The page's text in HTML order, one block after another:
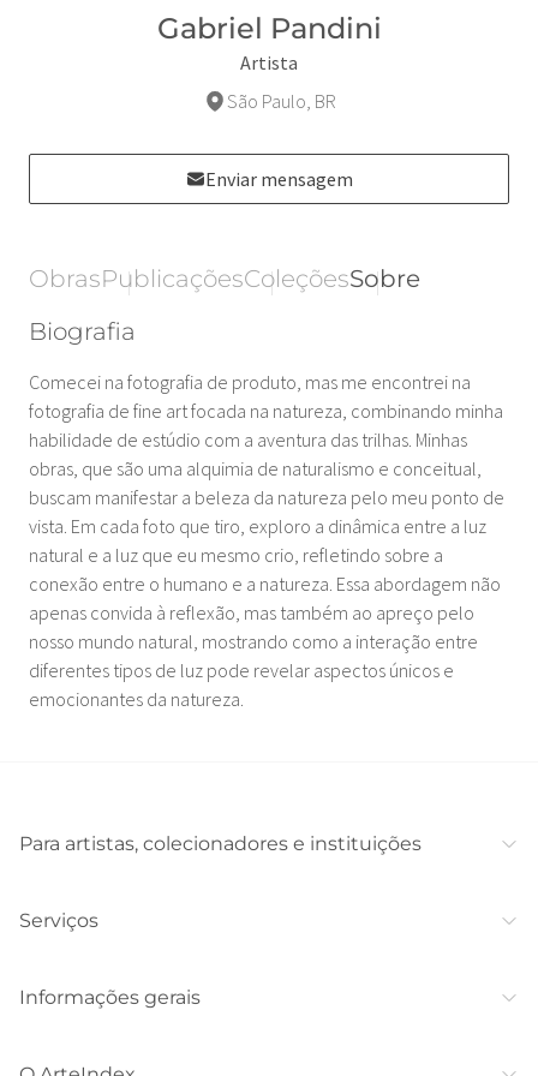
Gabriel Pandini
Artista
São Paulo, BR
Enviar mensagem
ObrasPublicaçõesColeçõesSobre
Biografia
Comecei na fotografia de produto, mas me encontrei na
fotografia de fine art focada na natureza, combinando minha
habilidade de estúdio com a aventura das trilhas. Minhas
obras, que são uma alquimia de naturalismo e conceitual,
buscam manifestar a beleza da natureza pelo meu ponto de
vista. Em cada foto que tiro, exploro a dinâmica entre a luz
natural e a luz que eu mesmo crio, refletindo sobre a
conexão entre o humano e a natureza. Essa abordagem não
apenas convida à reflexão, mas também ao apreço pelo
nosso mundo natural, mostrando como a interação entre
diferentes tipos de luz pode revelar aspectos únicos e
emocionantes da natureza.
Para artistas, colecionadores e instituições
Serviços
Informações gerais